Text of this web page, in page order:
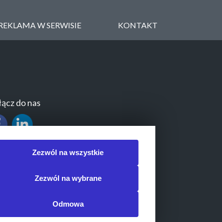
W SERWISIE KONTAKT
do nas
Zezwól na wszystkie
Zezwól na wybrane
Odmowa